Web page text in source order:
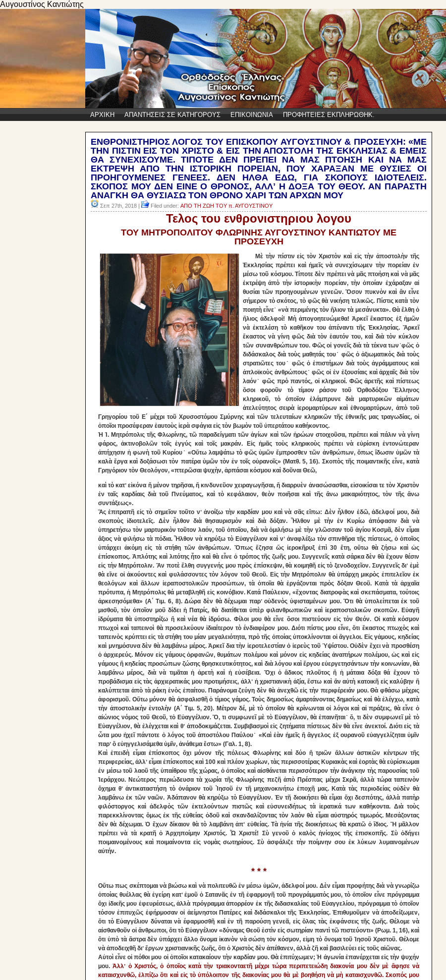
Αυγουστίνος Καντιώτης
ΑΡΧΙΚΗ ΑΠΑΝΤΗΣΕΙΣ ΣΕ ΚΑΤΗΓΟΡΟΥΣ ΕΠΙΚΟΙΝΩΝΙΑ ΠΡΟΦΗΤΕΙΕΣ ΕΚΠΛΗΡΩΘΗΚ.
ΕΝΘΡΟΝΙΣΤΗΡΙΟΣ ΛΟΓΟΣ ΤΟΥ ΕΠΙΣΚΟΠΟΥ ΑΥΓΟΥΣΤΙΝΟΥ & ΠΡΟΣΕΥΧΗ: «ΜΕ
ΤΗΝ ΠΙΣΤΙΝ ΕΙΣ ΤΟΝ ΧΡΙΣΤΟ & ΕΙΣ ΤΗΝ ΑΠΟΣΤΟΛΗ ΤΗΣ ΕΚΚΛΗΣΙΑΣ & ΕΜΕΙΣ
ΘΑ ΣΥΝΕΧΙΣΟΥΜΕ. ΤΙΠΟΤΕ ΔΕΝ ΠΡΕΠΕΙ ΝΑ ΜΑΣ ΠΤΟΗΣΗ ΚΑΙ ΝΑ ΜΑΣ
ΕΚΤΡΕΨΗ ΑΠΟ ΤΗΝ ΙΣΤΟΡΙΚΗ ΠΟΡΕΙΑΝ, ΠΟΥ ΧΑΡΑΞΑΝ ΜΕ ΘΥΣΙΕΣ ΟΙ
ΠΡΟΗΓΟΥΜΕΝΕΣ ΓΕΝΕΕΣ. ΔΕΝ ΗΛΘΑ ΕΔΩ, ΓΙΑ ΣΚΟΠΟΥΣ ΙΔΙΟΤΕΛΕΙΣ.
ΣΚΟΠΟΣ ΜΟΥ ΔΕΝ ΕΙΝΕ Ο ΘΡΟΝΟΣ, ΑΛΛʼ Η ΔΟΞΑ ΤΟΥ ΘΕΟΥ. ΑΝ ΠΑΡΑΣΤΗ
ΑΝΑΓΚΗ ΘΑ ΘΥΣΙΑΣΩ ΤΟΝ ΘΡΟΝΟ ΧΑΡΙ ΤΩΝ ΑΡΧΩΝ ΜΟΥ
Σεπ 27th, 2018 | Filed under: ΑΠΟ ΤΗ ΖΩΗ ΤΟΥ π. ΑΥΓΟΥΣΤΙΝΟΥ
Τελος του ενθρονιστηριου λογου
ΤΟΥ ΜΗΤΡΟΠΟΛΙΤΟΥ ΦΛΩΡΙΝΗΣ ΑΥΓΟΥΣΤΙΝΟΥ ΚΑΝΤΙΩΤΟΥ ΜΕ
ΠΡΟΣΕΥΧΗ
Μὲ τὴν πίστιν εἰς τὸν Χριστὸν καὶ εἰς τὴν ἀποστολὴν τῆς
Ἐκκλησίας πρέπει καὶ ἡμεῖς νὰ συνεχίσωμεν τὴν πορείαν ἐν
μέσω τοῦ κόσμου. Τίποτε δὲν πρέπει νὰ μᾶς πτοήση καὶ νὰ μᾶς
ἐκτρέψη ἀπὸ τὴν ἱστορικὴν πορείαν, τὴν ὁποίαν ἐχάραξαν αἱ
θυσίαι τῶν προηγουμένων γενεῶν. Ὅσον πυκνὸν καὶ ἄν εἶνε
σήμερον τὸ σκότος, τὸ φῶς θὰ νικήση τελικῶς. Πίστις κατὰ τὸν
ποιητὴ εἶνε˙ «νὰ περιμένης τὸν ἥλιον τὰ μεσάνυκτα». Θὰ ἔλθη ὁ
ἥλιος ἀδελφοί! Μὴ ἀπογοητευώμεθα! Ἀρκεῖ ἕκαστος ἐξ ἠμῶν
νὰ ἐκτελέση τὸ καθῆκον του ἀπέναντι τῆς Ἐκκλησίας. Ἄρκεῖ
ἕκαστος νὰ γίνη φῶς διὰ τὸν ἑαυτόν του, καὶ διὰ τὸν κύκλον
τῶν συνανθρώπων του. Φῶς οἱ γονεῖς διὰ τὰ τέκνα των˙φῶς ὁ
διδάσκαλος διὰ τοὺς μαθητάς του˙ φῶς ὁ ἀξιωματικὸς διὰ τοὺς
στρατιῶτες του˙ φῶς ὁ ἐπιστήμων διὰ τοὺς ἀγράμματους καὶ
ἀπλοϊκοὺς ἀνθρώπους˙ φῶς οἱ ἐν ἐξουσίαις καὶ ἀρχαῖς διὰ τὸν
λαόν˙ φῶς πρὸ παντός, οἱ κληρικοί. Φῶς ἀρετῆς καὶ πίστεως
ὅσοι φοροῦν τὸ τίμιον ράσον τοῦ Ὀρθοδόξου Ἕλληνος
κληρικοῦ, τὸ ὁποῖον ἐλάμπρυνε διὰ μαρτυρικῶν αἱμάτων
ἀτελεύτητος σειρὰ ἱερομαρτύρων καὶ ἐθνομαρτύρων, ἀπὸ τοῦ
Γρηγορίου τοῦ Ε΄ μέχρι τοῦ Χρυσοστόμου Σμύρνης καὶ τῶν τελευταίων κληρικῶν τῆς ἐθνικῆς μας τραγωδίας, οἱ
ὁποῖοι προσέφεραν ἑαυτοὺς ἱερὰ σφάγια εἰς τὸν βωμὸν τοῦ ὑπερτάτου καθήκοντος.
Ἡ Ἱ. Μητρόπολις τῆς Φλωρίνης, τῶ παραδείγματι τῶν ἁγίων καὶ τῶν ἡρώων στοιχοῦσα, πρέπει καὶ πάλιν νὰ γίνη
φάρος, ἀκτινοβολῶν τοῖς ἐγγύς καὶ τοῖς μακράν. Εἰς ἡμᾶς τοὺς κληρικοὺς πρέπει νὰ εὑρίσκη ἐντονώτεραν
ἀπήχησιν ἡ φωνὴ τοῦ Κυρίου˙ «Οὕτω λαμψάτω τὸ φῶς ὑμῶν ἔμπροσθεν τῶν ἀνθρώπων, ὅπως ἴδωσιν ὑμῶν τὰ
καλὰ ἔργα καὶ δοξάσωσι τὸν πατέρα ὑμῶν τὸν ἐν τοῖς οὐρανοῖς» (Ματθ. 5, 16). Σκοπὸς τῆς ποιμαντικῆς εἶνε, κατὰ
Γρηγόριον τὸν Θεολόγον, «πτερῶσαι ψυχὴν, ἁρπάσαι κόσμου καὶ δοῦναι Θεῶ,
καὶ τὸ κατʼ εἰκόνα ἤ μένον τηρῆσαι, ἤ κινδυνεῦον χειραγωγῆσαι, ἤ διαρρυὲν ἀνασώσασθαι, εἰσοικίσαι τε τὸν Χριστὸν
ἐν ταῖς καρδίαις διὰ τοῦ Πνεύματος, καὶ τὸ κεφάλαιον, θεὸν ποιῆσαι καὶ τῆς ἄνω μακαριότητος, τὸν τῆς ἄνω
συντάξεως».
Ἄς ἐπιτραπῆ εἰς τὸ σημεῖον τοῦτο νʼ ἀνοίξω τὴν καρδίαν μου καὶ νὰ σᾶς εἴπω: Δὲν ἦλθον ἐδῶ, ἀδελφοί μου, διὰ
σκοποὺς ἰδιοτελεῖς. Δὲν ἦλθον διὰ θησαυρισμὸν καὶ διὰ δόξαν. Ἦλθον μὲ τὴν ἐν Κυρίω ἀπόφασιν διὰ νὰ
ὑπηρετήσω τὸν μαρτυρικὸν τοῦτον λαόν, τοῦ ὁποῖου, διὰ νὰ ὁμιλήσω μὲ τὴν γλῶσσαν τοῦ ἁγίου Κοσμᾶ, δὲν εἶμαι
ἄξιος νὰ φιλήσω τὰ πόδια. Ἦλθον νὰ κηρύξω τὸ Εὐαγγέλιον καὶ νʼ ἀναφλέξω τὸν σπινθῆρα τῆς πίστεως, ὁ ὁποῖος
ὑπάρχει ἀκόμη εἰς τὰ στήθη τῶν ἀνθρώπων. Ὅπως ἔζησα ὥς ἱεροκῆρυξ ἐπὶ 30 ἔτη, οὕτω θὰ ζήσω καὶ ὠς
ἐπίσκοπος. Ἁπλότης καὶ λιτότης ἧτο καὶ θὰ εἶνε ὁ τρόπος τῆς ζωῆς μου. Συγγενεῖς κατὰ σάρκα δὲν θὰ ἔχουν θέσιν
εἰς τὴν Μητρόπολιν. Ἄν ποτὲ ἔλθη συγγενής μου πρὸς ἐπίσκεψιν, θὰ κοιμηθῆ εἰς τὸ ξενοδοχεῖον. Συγγενεῖς διʼ ἐμὲ
θὰ εἴνε οἱ ἀκούοντες καὶ φυλάσσοντες τὸν λόγον τοῦ Θεοῦ. Εἰς τὴν Μητρόπολιν θὰ ὑπάρχη μικρὸς ἐπιτελεῖον ἐκ
θεολόγων καὶ ἄλλων ἱεραποστολικῶν προσώπων, τὰ ὁποῖα θὰ ἐργάζονται πρὸς δόξαν Θεοῦ. Κατὰ τὰ ἀρχαῖα
πρότυπα, ἡ Μητρόπολις θά μεταβληθῆ εἰς κοινόβιον. Κατά Παύλειον, «ἔχοντας διατροφὰς καὶ σκεπάσματα, τούτοις
ἀρκεσησόμεθα» (Α΄ Τιμ. 6, 8). Δώρα δὲν θὰ δέχωμαι παρʼ οὐδενὸς ὑφισταμένων μου. Ὅτι θὰ ὑπολείπεται ἐκ τοῦ
μισθοῦ, τὸν ὁποῖον μοῦ δίδει ἡ Πατρίς, θὰ διατίθεται ὑπὲρ φιλανθρωπικῶν καὶ ἱεραποστολικῶν σκοπῶν. Εὐαγῆ
ἱδρύματα θὰ ὑποστηρίξω ἤ καὶ νέα θὰ ἱδρύσω. Φίλοι μου θὰ εἶνε ὅσοι πιστεύουν εἰς τὸν Θεόν. Οἱ κατὰ κόσμον
πτωχοὶ καὶ ταπεινοὶ θὰ προσελκύουν ἱδιαίτερον τὸ ένδιαφέρον μου. Διότι πίστις μου εἶνε, ὅτι ἕκαστος πτωχὸς καὶ
ταπεινὸς κρύπτει εἰς τὰ στήθη του μίαν μεγαλειότητα, πρὸ τῆς ὁποίας ὑποκλίνονται οἱ ἄγγελοι. Εἰς γἀμους, κηδείας
καὶ μνημόσυνα δὲν θὰ λαμβάνω μέρος. Ἀρκεῖ δια τὴν ἱεροτελεστίαν ὁ ἱερεὺς τοῦ Ὑψίστου. Οὐδὲν ἔχει νὰ προσθέση
ὁ ἀρχιερεύς. Μόνον εἰς γάμους ὀρφανῶν, θυμάτων πολέμου καὶ μόνον εἰς κηδείας ἀναπήρων πολέμου, ὡς καὶ εἰς
γάμους ἤ κηδείας προσώπων ζώσης θρησκευτικότητος, καὶ διὰ λόγου καὶ ἔργου εὐεργετησάντων τὴν κοινωνίαν, θὰ
λαμβάνω μέρος, διὰ νὰ τιμᾶται ἡ ἀρετὴ καὶ ἡ εὐσέβεια. Ὄχι ὁ ἄδικος πλοῦτος ἤ ἡ μάταια δόξα θά ἔχουν τὸ
προβάδισμα εἰς τὰς ἀρχιερατικάς μου προτιμήσεις, ἀλλʼ ἡ χριστιανικὴ ἀξία, ἔστω καὶ ἄν αὐτὴ κατοικῆ εἰς καλύβην ἤ
καλύπτεται ἀπὸ τὰ ράκη ἑνὸς ἐπαίτου. Παράνομα ζεύγη δὲν θὰ ἀνεχθῶ εἰς τὴν περιφέρειάν μου. Θὰ φθάσω μέχρις
ἀφορισμοῦ. Οὕτω μόνον θὰ ἀσφαλισθῆ ὁ τίμιος γάμος. Τοὺς δημοσίως ἀμαρτάνοντας δημισίως καὶ θὰ ἐλέγχω, κατὰ
τὴν ἀποστολικὴν ἐντολὴν (Α΄ Τιμ. 5, 20). Μέτρον δέ, μὲ τὸ ὁποῖον θὰ κρίνωνται οἱ λόγοι καὶ αἱ πράξεις, θὰ εἶνε ὁ
αἰώνιος νόμος τοῦ Θεοῦ, τὀ Εὐαγγέλιον. Ὅ, τι συμφωνεῖ μὲ τὸ Εὐαγγέλιον, θὰ ἐπαινῆται˙ ὅ, τι δὲν συμφωνεῖ μὲ τὸ
Εὐαγγέλιον, θὰ ἐλέγχεται καὶ θʼ ἀποδοκιμάζεται. Συμβιβασμοὶ εἰς ζητήματα πίστεως δὲν θὰ εἶνε ἀνεκτοί. Διότι εἰς τὰ
ὦτα μου ἠχεῖ πάντοτε ὁ λόγος τοῦ ἀποστόλου Παύλου˙ «Καὶ ἐὰν ἡμεῖς ἤ ἄγγελος ἐξ ουρανοῦ εὐαγγελίζηται ὑμῖν
παρʼ ὅ εὐηγγελισάμεθα ὑμῖν, ἀνάθεμα ἔστω» (Γαλ. 1, 8).
Καὶ ἐπειδὴ εἶμαι ἐπίσκοπος ὄχι μόνον τῆς πόλεως Φλωρίνης καὶ δύο ἤ τριῶν ἄλλων ἀστικῶν κέντρων τῆς
περιφερείας, ἀλλʼ εἶμαι ἐπίσκοπος καὶ 100 καὶ πλέον χωρίων, τὰς περισσοτέρας Κυριακὰς καὶ ἐορτὰς θὰ εὑρίσκωμαι
ἐν μέσω τοῦ λαοῦ τῆς ὑπαίθρου τῆς χώρας, ὁ ὁποῖος καὶ αἰσθάνεται περισσότερον τὴν ἀνάγκην τὴς παρουσίας τοῦ
Ἱεράρχου. Νεώτερος περιώδευσα τὰ χωρία τῆς Φλωρίνης πεζῆ ἀπὸ Πρέσπας μέχρι Σκρᾶ, ἀλλὰ τώρα ταπεινὸν
ὄχημα θʼ ἀντικαταστήση τὸ ὀνάριον τοῦ Ὶησοῦ ἐν τῆ μηχανοκινήτω ἐποχῆ μας. Κατὰ τὰς περιοδείας οὐδὲν θὰ
λαμβάνω ἐκ τῶν ναῶν. Ἀδάπανον θὰ κηρύξω τὸ Εὐαγγέλιον. Ἐν τῆ διοικήσει θὰ εἶμαι ὄχι δεσπότης, ἀλλὰ πατὴρ
φιλόστοργος καὶ ἀδελφὸς τῶν ἐκτελούντων πιστῶς καὶ εὐσυνειδήτως τὰ ἱερατικά των καθήκοντα. Διὰ τοὺς
παρεκκλίνοντας ὅμως ἐκ τῆς εὐθείας ὁδοῦ καὶ σκανδαλίζοντας τὸν λαὸν θὰ εἶμαι αὐστηρός τιμωρός. Μεσάζοντας
δὲν θὰ δέχωμαι. Ὁ ἔχων δίκαιον θὰ τὸ λαμβάνη ἀπʼ εὐθείας. Τὰ ἡνία τῆς διοικήσεως θὰ κρατῶ ὁ ἴδιος. Ἤ μᾶλλον
πρέπει νὰ τὰ κρατῆ ὁ Ἀρχηποίμην Χριστός. Ὦ Χριστέ! Σὺ γενοῦ ὁ καλὸς ἡνίοχος τῆς ἐπισκοπῆς. Σὺ ὁδήγει
ποιμαινομένους καὶ ποιμαίνοντα εἰς νομὰς σωτηρίους. Σὺ ἀσφάλιζε τὴν ποίμνην σου ἐκ λύκων λυμαινομένων
αὐτήν.
* * *
Οὕτω πως σκέπτομαι νὰ βιώσω καὶ νὰ πολιτευθῶ ἐν μέσω ὑμῶν, ἀδελφοί μου. Δὲν εἶμαι προφήτης διὰ νὰ γνωρίζω
ὁποίας θυέλλας θὰ ἐγείρη κατʼ ἐμοῦ ὁ Σατανᾶς ἐν τῆ ἐφαρμογῆ τοῦ προγράμματός μου, τὸ ὁποῖον εἶνε πρόγραμμα
ὄχι ἰδικῆς μου ἐφευρέσεως, ἀλλὰ πρόγραμμα ἀπορρέον ἐκ τῆς διδασκαλίας τοῦ Εὐαγγελίου, πρόγραμμα τὸ ὁποῖον
τόσον ἐπιτυχῶς ἐφήρμοσαν οἱ ἀείμνηστοι Πατέρες καὶ διδάσκαλοι τῆς Ἐκκλησίας. Ἐπιθυμοῦμεν νὰ ἀποδείξωμεν,
ὅτι τὸ Εὐαγγέλιον δύναται νὰ έφαρμοσθῆ καὶ ἐν τῆ παρούση γενεᾶ, εἰς ὅλας τὰς ἐκφάνσεις τῆς ζωῆς. Θέλομε νὰ
αἰσθανθοῦν οἱ ἄνθρωποι, ὅτι τὸ Εὐαγγέλιον «δύναμις Θεοῦ ἐστὶν εἰς σωτηρίαν παντὶ τῶ πιστεύοντι» (Ρωμ. 1, 16), καὶ
ὅτι ὑπὸ τὰ ἄστρα δὲν ὑπάρχει ἄλλο ὄνομα ἱκανὸν νὰ σώση τὀν κόσμον, εἰμη τὸ ὄνομα τοῦ Ἰησοῦ Χριστοῦ. Θέλομε
νὰ ἀποδειχθῆ διʼ ἔργων χριστιανικῆς ζωῆς, ὅτι ὁ Χριστὸς δὲν ἀπέθανεν, ἀλλὰ ζῆ καὶ βασιλεύει εἰς τοῦς αἰῶνας.
Αὐτοὶ εἶνε οἱ πόθοι μου οἱ ὁποῖοι κατακαίουν τὴν καρδίαν μου. Θὰ ἐπιτύχωμεν; Ἡ ἀγωνία ἐπανέρχεται εἰς τὴν ψυχήν
μου.Ἀλλʼ ὁ Χριστός, ὁ ὁποῖος κατὰ τὴν τριακονταετῆ μέχρι τώρα περιπετειώδη διακονία μου δὲν μὲ ἄφησε νὰ
καταισχυνθῶ, ἐλπίζω ὅτι καὶ εἰς τὸ ὑπόλοιπον τῆς διακονίας μου θὰ μὲ βοηθήση νὰ μὴ καταισχυνθῶ. Σκοπός μου